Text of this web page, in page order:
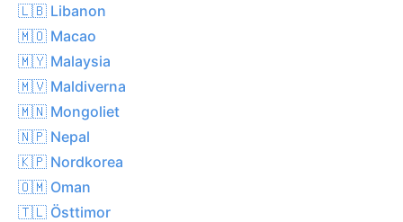
🇱🇧 Libanon
🇲🇴 Macao
🇲🇾 Malaysia
🇲🇻 Maldiverna
🇲🇳 Mongoliet
🇳🇵 Nepal
🇰🇵 Nordkorea
🇴🇲 Oman
🇹🇱 Östtimor